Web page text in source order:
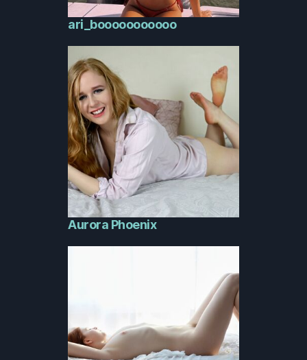
ari_booooooooooo
Aurora Phoenix